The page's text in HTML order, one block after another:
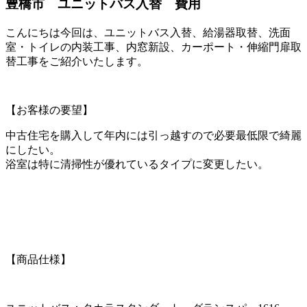
豊橋市 ユニットバス入替 費用
こんにちは今回は、ユニットバス入替、給湯器取替、洗面
室・トイレの内装工事、内窓新設、カーポート・伸縮門扉取
替工事をご紹介いたします。
【お客様の要望】
中古住宅を購入して年内には引っ越すので必要最低限で綺麗
にしたい。
浴室は特に清掃性が優れているタイプに変更したい。
【商品仕様】